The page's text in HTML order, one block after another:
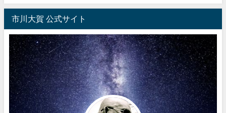
市川大賀 公式サイト